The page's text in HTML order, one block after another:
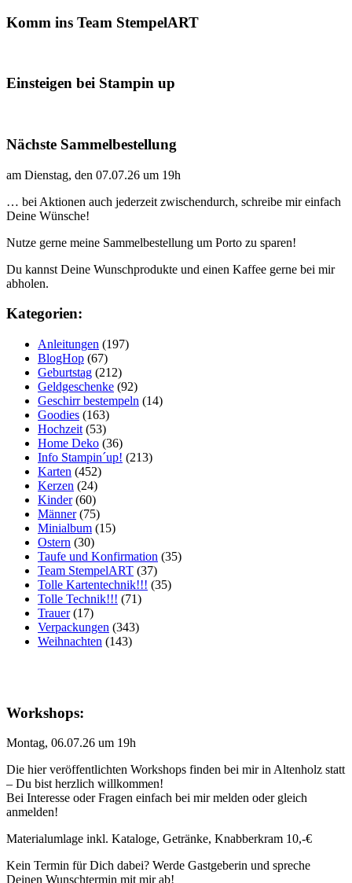
Komm ins Team StempelART
Einsteigen bei Stampin up
Nächste Sammelbestellung
am Dienstag, den 07.07.26 um 19h
… bei Aktionen auch jederzeit zwischendurch, schreibe mir einfach
Deine Wünsche!
Nutze gerne meine Sammelbestellung um Porto zu sparen!
Du kannst Deine Wunschprodukte und einen Kaffee gerne bei mir
abholen.
Kategorien:
Anleitungen (197)
BlogHop (67)
Geburtstag (212)
Geldgeschenke (92)
Geschirr bestempeln (14)
Goodies (163)
Hochzeit (53)
Home Deko (36)
Info Stampin´up! (213)
Karten (452)
Kerzen (24)
Kinder(60)
Männer(75)
Minialbum (15)
Ostern (30)
Taufe und Konfirmation (35)
Team StempelART (37)
Tolle Kartentechnik!!! (35)
Tolle Technik!!! (71)
Trauer(17)
Verpackungen (343)
Weihnachten (143)
Workshops:
Montag, 06.07.26 um 19h
Die hier veröffentlichten Workshops finden bei mir in Altenholz statt
– Du bist herzlich willkommen!
Bei Interesse oder Fragen einfach bei mir melden oder gleich
anmelden!
Materialumlage inkl. Kataloge, Getränke, Knabberkram 10,-€
Kein Termin für Dich dabei? Werde Gastgeberin und spreche
Deinen Wunschtermin mit mir ab!